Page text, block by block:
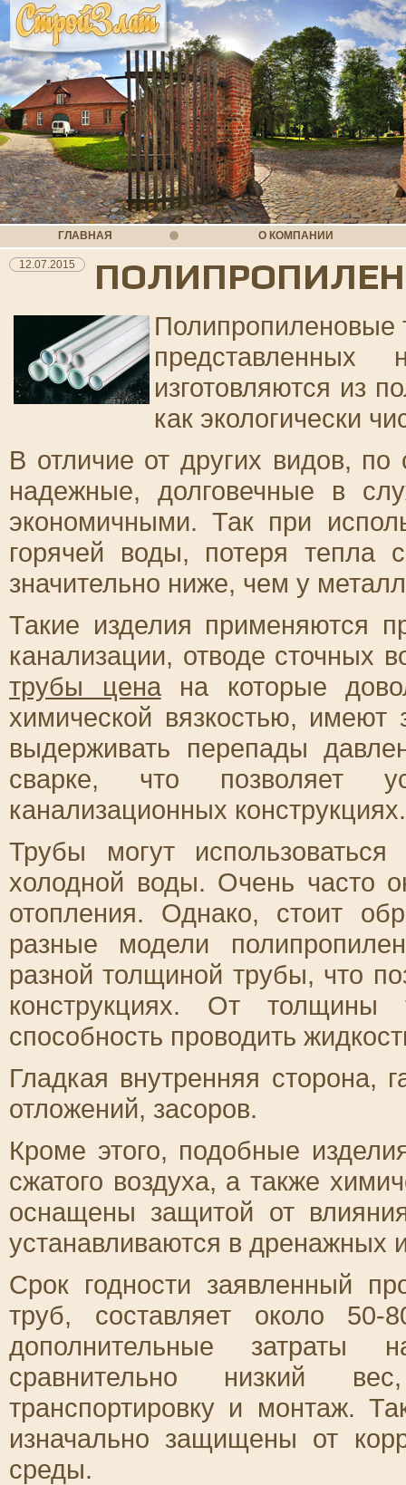
ГЛАВНАЯ О КОМПАНИИ
12.07.2015
Полипропиленовые
изготовляются из
как экологически
В отличие от других видов,
надежные, долговечные в
экономичными. Так при
горячей воды, потеря тепла
значительно ниже, чем у
Такие изделия применяются
канализации, отводе сточных
трубы ценана которые
химической вязкостью,
выдерживать перепады
сварке, что позволяет
канализационных конструкциях.
Трубы могут
холодной воды. Очень часто
отопления. Однако, стоит
разные модели
разной толщиной трубы, что
конструкциях. От толщины
способность проводить
Гладкая внутренняя сторона,
отложений, засоров.
Кроме этого, подобные
сжатого воздуха, а также
оснащены защитой от
устанавливаются в дренажных
Срок годности заявленный
труб, составляет около
дополнительные
сравнительно низкий
транспортировку и монтаж.
изначально защищены от
среды.